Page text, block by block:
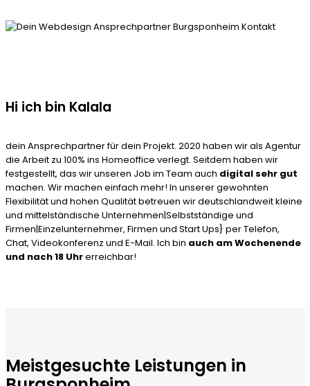
Hi ich bin Kalala
dein Ansprechpartner für dein Projekt. 2020 haben wir als Agentur
die Arbeit zu 100% ins Homeoffice verlegt. Seitdem haben wir
festgestellt, das wir unseren Job im Team auch digital sehr gut
machen. Wir machen einfach mehr! In unserer gewohnten
Flexibilität und hohen Qualität betreuen wir deutschlandweit kleine
und mittelständische Unternehmen|Selbstständige und
Firmen|Einzelunternehmer, Firmen und Start Ups} per Telefon,
Chat, Videokonferenz und E-Mail. Ich bin auch am Wochenende
und nach 18 Uhrerreichbar!
Meistgesuchte Leistungen in